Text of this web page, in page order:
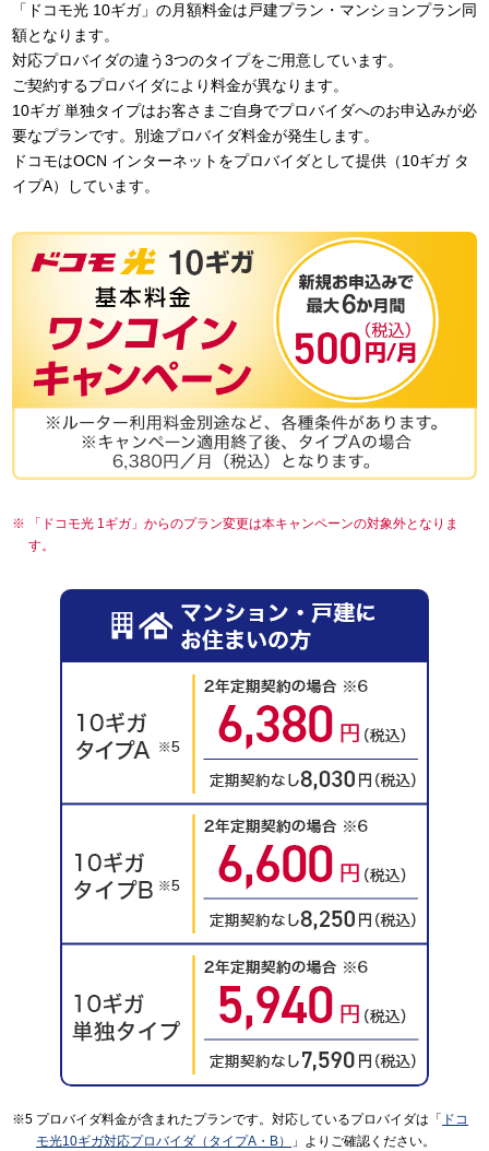
「ドコモ光 10ギガ」の月額料金は戸建プラン・マンションプラン同
額となります。
対応プロバイダの違う3つのタイプをご用意しています。
ご契約するプロバイダにより料金が異なります。
10ギガ 単独タイプはお客さまご自身でプロバイダへのお申込みが必
要なプランです。別途プロバイダ料金が発生します。
ドコモはOCN インターネットをプロバイダとして提供（10ギガ タ
イプA）しています。
「ドコモ光 1ギガ」からのプラン変更は本キャンペーンの対象外となりま
す。
プロバイダ料金が含まれたプランです。対応しているプロバイダは「 ドコ
モ光10ギガ対応プロバイダ（タイプA・B）
」よりご確認ください。